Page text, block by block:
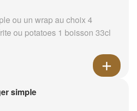
ou un wrap au choix 4
ou potatoes 1 boisson 33cl
simple